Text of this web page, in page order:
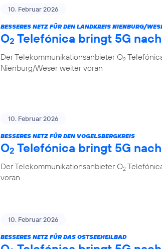
10. Februar 2026
BESSERES NETZ FÜR DEN LANDKREIS NIENBURG/
O2 Telefónica bringt 5G
Der Telekommunikationsanbieter O2
Nienburg/Weser weiter voran
10. Februar 2026
BESSERES NETZ FÜR DEN VOGELSBERGKREIS
O2 Telefónica bringt 5G
Der Telekommunikationsanbieter O2
voran
10. Februar 2026
BESSERES NETZ FÜR DAS OSTSEEHEILBAD